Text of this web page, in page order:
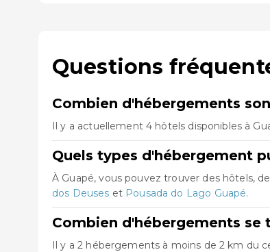
Questions
Combien d'hébergements
Il y a actuellement 4 hôtels disponibles à
Quels types d'hébergement
À Guapé, vous pouvez trouver des hôtels,
dos Deuses et Pousada do Lago Guapé.
Combien d'hébergements se
Il y a 2 hébergements à moins de 2 km du